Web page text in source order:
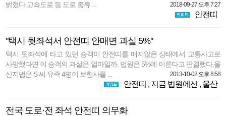
밝혔다.고속도로 등 도로 종류 ...
2018-09-27 오후 7:27
안전띠
"택시 뒷좌석서 안전띠 안매면 과실 5%"
택시 뒷좌석에 타고 있던 승객이 안전띠를 매지않은 상태에서 교통사고로
사망했다면 이 승객의 과실은 얼마일까. 법원은 5%에 이른다고 판결했다.울
산지법은 S 씨 유족 4명이 보험사를 ...
2013-10-02 오후 8:58
안전띠 , 지금 법원에선 , 울산
전국 도로·전 좌석 안전띠 의무화